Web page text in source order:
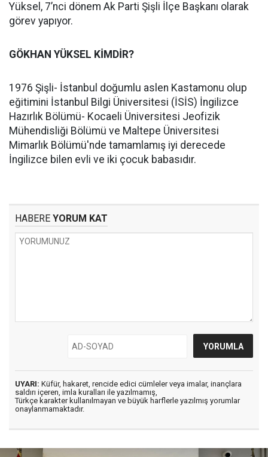
Yüksel, 7’nci dönem Ak Parti Şişli İlçe Başkanı olarak
görev yapıyor.
GÖKHAN YÜKSEL KİMDİR?
1976 Şişli- İstanbul doğumlu aslen Kastamonu olup
eğitimini İstanbul Bilgi Üniversitesi (İSİS) İngilizce
Hazırlık Bölümü- Kocaeli Üniversitesi Jeofizik
Mühendisliği Bölümü ve Maltepe Üniversitesi
Mimarlık Bölümü'nde tamamlamış iyi derecede
İngilizce bilen evli ve iki çocuk babasıdır.
HABERE YORUM KAT
UYARI: Küfür, hakaret, rencide edici cümleler veya imalar, inançlara
saldırı içeren, imla kuralları ile yazılmamış,
Türkçe karakter kullanılmayan ve büyük harflerle yazılmış yorumlar
onaylanmamaktadır.